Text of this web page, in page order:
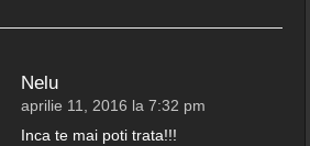
Nelu
aprilie 11, 2016 la 7:32 pm
Inca te mai poti trata!!!